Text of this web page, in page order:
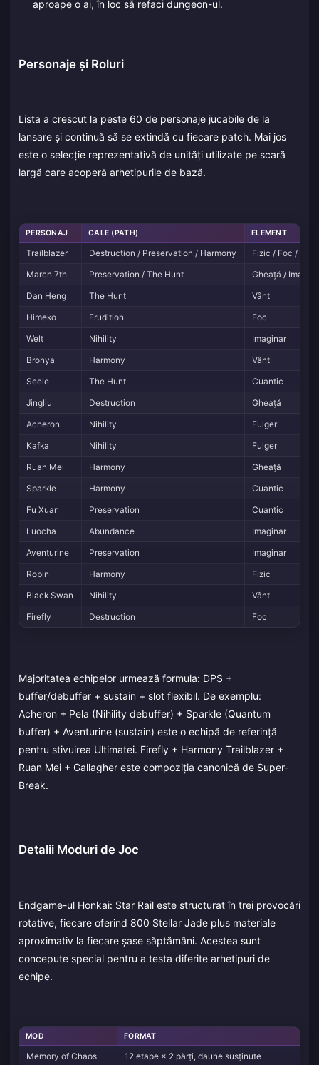
aproape o ai, în loc să refaci dungeon-ul.
Personaje și Roluri
Lista a crescut la peste 60 de personaje jucabile de la
lansare și continuă să se extindă cu fiecare patch. Mai jos
este o selecție reprezentativă de unități utilizate pe scară
largă care acoperă arhetipurile de bază.
PERSONAJ CALE (PATH) ELEMENT
Trailblazer Destruction / Preservation / Harmony
Fizic / Foc /
March 7th
Preservation / The Hunt
Gheață /
Dan Heng
The Hunt
Vânt
Himeko
Erudition
Foc
Welt
Nihility
Imaginar
Bronya
Harmony
Vânt
Seele
The Hunt
Cuantic
Jingliu
Destruction
Gheață
Acheron
Nihility
Fulger
Kafka
Nihility
Fulger
Ruan Mei
Harmony
Gheață
Sparkle
Harmony
Cuantic
Fu Xuan
Preservation
Cuantic
Luocha
Abundance
Imaginar
Aventurine
Preservation
Imaginar
Robin
Harmony
Fizic
Black Swan
Nihility
Vânt
Firefly
Destruction Foc
Majoritatea echipelor urmează formula: DPS +
buffer/debuffer + sustain + slot flexibil. De exemplu:
Acheron + Pela (Nihility debuffer) + Sparkle (Quantum
buffer) + Aventurine (sustain) este o echipă de referință
pentru stivuirea Ultimatei. Firefly + Harmony Trailblazer +
Ruan Mei + Gallagher este compoziția canonică de Super-
Break.
Detalii Moduri de Joc
Endgame-ul Honkai: Star Rail este structurat în trei provocări
rotative, fiecare oferind 800 Stellar Jade plus materiale
aproximativ la fiecare șase săptămâni. Acestea sunt
concepute special pentru a testa diferite arhetipuri de
echipe.
MOD FORMAT
Memory of Chaos 12 etape × 2 părți, daune susținute